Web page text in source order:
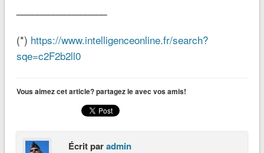
(*) https://www.intelligenceonline.fr/search?
sqe=c2F2b2ll0
Vous aimez cet article? partagez le avec vos amis!
Écrit paradmin